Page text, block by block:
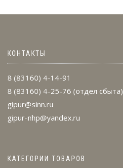
КОНТАКТЫ
8 (83160) 4-14-91
8 (83160) 4-25-76 (отдел сбыта)
gipur@sinn.ru
gipur-nhp@yandex.ru
КАТЕГОРИИ ТОВАРОВ